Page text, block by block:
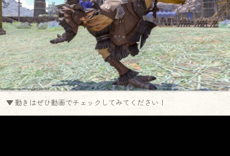
▼ 動きはぜひ動画でチェックしてみてください！